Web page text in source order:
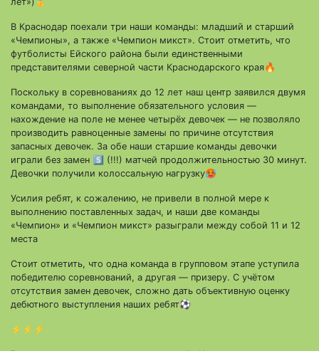
В Краснодар поехали три наши команды: младший и старший
«Чемпионы», а также «Чемпион микст». Стоит отметить, что
футболисты Ейского района были единственными
представителями северной части Краснодарского края🔥
Поскольку в соревнованиях до 12 лет наш центр заявился двумя
командами, то выполнение обязательного условия —
нахождение на поле не менее четырёх девочек — не позволяло
производить равноценные замены по причине отсутствия
запасных девочек. За обе наши старшие команды девочки
играли без замен 5️⃣ (!!!) матчей продолжительностью 30 минут.
Девочки получили колоссальную нагрузку🥵
Усилия ребят, к сожалению, не привели в полной мере к
выполнению поставленных задач, и наши две команды
«Чемпион» и «Чемпион микст» разыграли между собой 11 и 12
места
Стоит отметить, что одна команда в групповом этапе уступила
победителю соревнований, а другая — призеру. С учётом
отсутствия замен девочек, сложно дать объективную оценку
дебютного выступления наших ребят⚽
⚡⚡⚡